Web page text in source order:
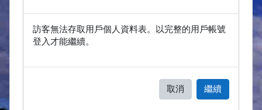
訪客無法存取用戶個人資料表。以完整的用戶帳號
登入才能繼續。
取消 繼續